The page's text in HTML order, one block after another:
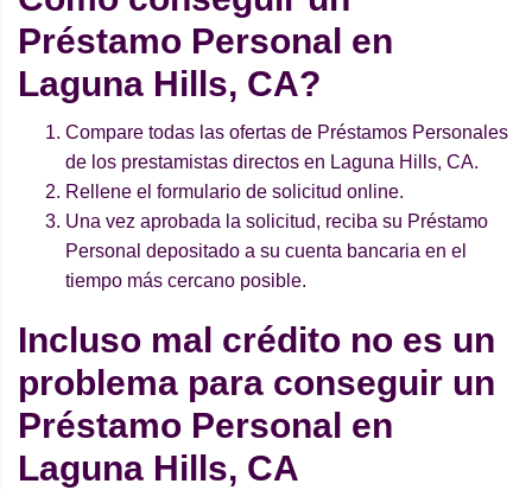
Préstamo Personal en
Laguna Hills, CA?
Compare todas las ofertas de Préstamos Personales
de los prestamistas directos en Laguna Hills, CA.
Rellene el formulario de solicitud online.
Una vez aprobada la solicitud, reciba su Préstamo
Personal depositado a su cuenta bancaria en el
tiempo más cercano posible.
Incluso mal crédito no es un
problema para conseguir un
Préstamo Personal en
Laguna Hills, CA